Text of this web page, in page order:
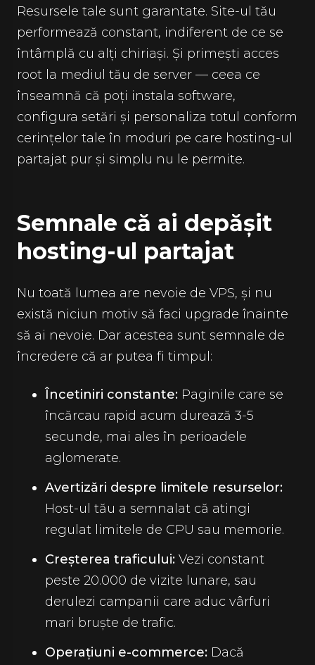
Resursele tale sunt garantate. Site-ul tău
performează constant, indiferent de ce se
întâmplă cu alți chiriași. Și primești acces
root la mediul tău de server — ceea ce
înseamnă că poți instala software,
configura setări și personaliza totul conform
cerințelor tale în moduri pe care hosting-ul
partajat pur și simplu nu le permite.
Semnale că ai depășit
hosting-ul partajat
Nu toată lumea are nevoie de VPS, și nu
există niciun motiv să faci upgrade înainte
să ai nevoie. Dar acestea sunt semnale de
încredere că ar putea fi timpul:
Încetiniri constante: Paginile care se
încărcau rapid acum durează 3-5
secunde, mai ales în perioadele
aglomerate.
Avertizări despre limitele resurselor:
Host-ul tău a semnalat că atingi
regulat limitele de CPU sau memorie.
Creșterea traficului: Vezi constant
peste 20.000 de vizite lunare, sau
derulezi campanii care aduc vârfuri
mari bruște de trafic.
Operațiuni e-commerce: Dacă